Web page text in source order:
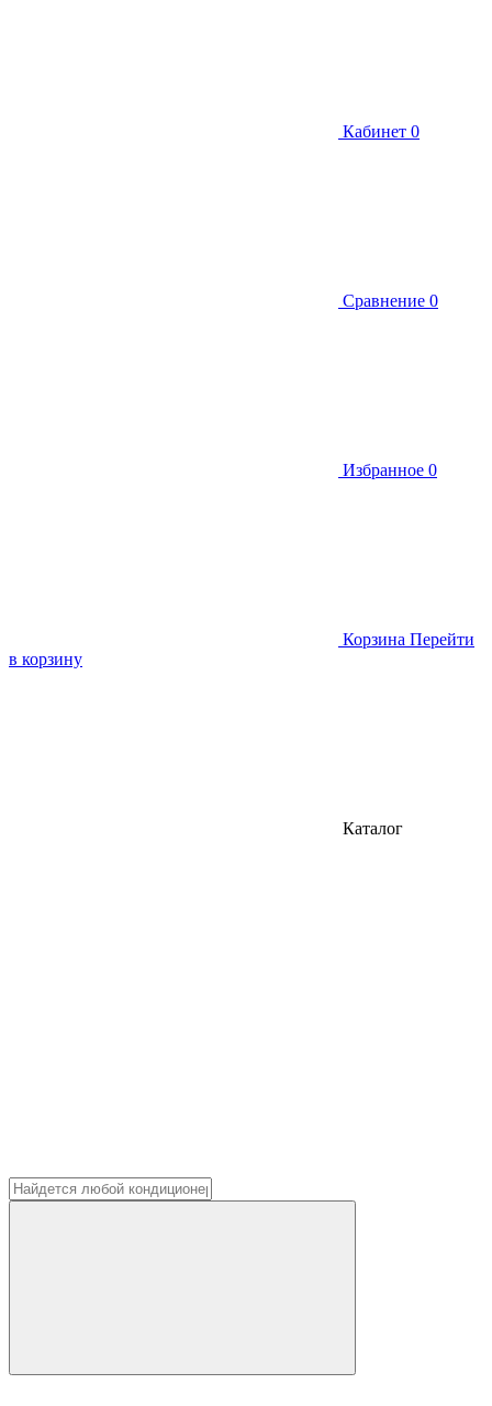
Кабинет 0
Сравнение 0
Избранное 0
Корзина Перейти
в корзину
Каталог